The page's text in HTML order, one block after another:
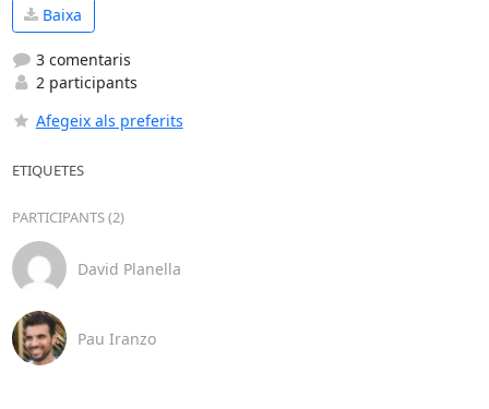
Baixa
3 comentaris
2 participants
Afegeix als preferits
ETIQUETES
PARTICIPANTS (2)
David Planella
Pau Iranzo